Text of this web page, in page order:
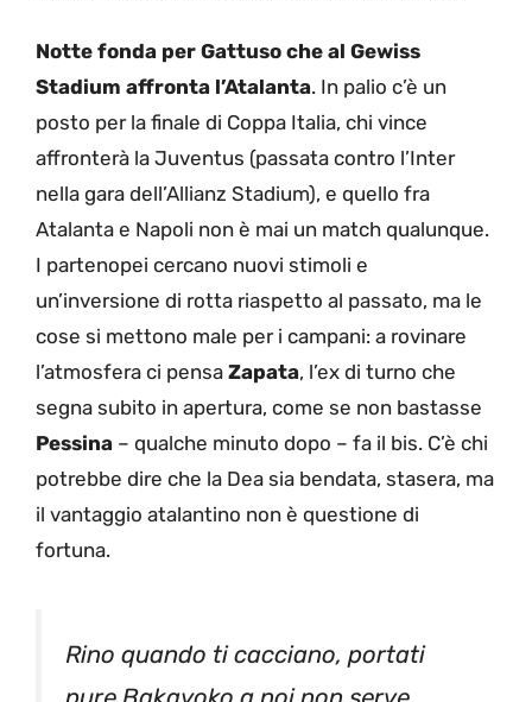
Notte fonda per Gattuso che al Gewiss
Stadium affronta l’Atalanta. In palio c’è un
posto per la finale di Coppa Italia, chi vince
affronterà la Juventus (passata contro l’Inter
nella gara dell’Allianz Stadium), e quello fra
Atalanta e Napoli non è mai un match qualunque.
I partenopei cercano nuovi stimoli e
un’inversione di rotta riaspetto al passato, ma le
cose si mettono male per i campani: a rovinare
l’atmosfera ci pensa Zapata, l’ex di turno che
segna subito in apertura, come se non bastasse
Pessina – qualche minuto dopo – fa il bis. C’è chi
potrebbe dire che la Dea sia bendata, stasera, ma
il vantaggio atalantino non è questione di
fortuna.
Rino quando ti cacciano, portati
pure Bakayoko a noi non serve.